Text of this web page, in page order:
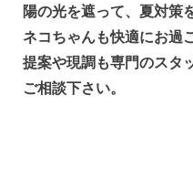
陽の光を遮って、夏対策
ネコちゃんも快適にお過
提案や現調も専門のスタ
ご相談下さい。